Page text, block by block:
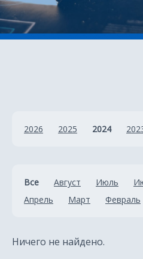
2026 2025 2024
Все Август Июль
Апрель
Март Февраль
Ничего не найдено.